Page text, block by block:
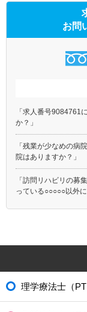
お問
「求人番号9084761
か？」
「残業が少なめの病
院はありますか？」
「訪問リハビリの募
っている○○○○○以外
理学療法士（PT